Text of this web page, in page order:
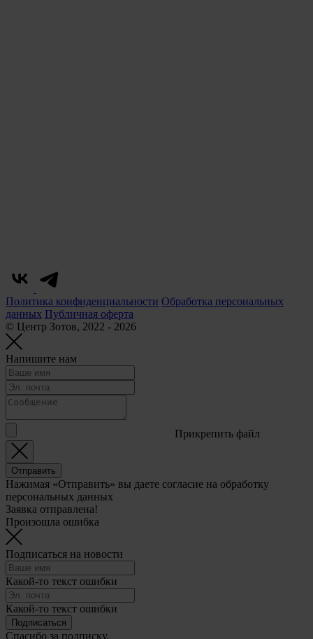
Политика конфиденциальности Обработка персональных
данных Публичная оферта
© Центр Зотов, 2022 - 2026
Напишите нам
Прикрепить файл
Отправить
Нажимая «Отправить» вы даете согласие на обработку
персональных данных
Заявка отправлена!
Произошла ошибка
Подписаться на новости
Какой-то текст ошибки
Какой-то текст ошибки
Подписаться
Спасибо за подписку.